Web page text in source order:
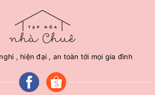
, hiện đại , an toàn tới mọi gia đình